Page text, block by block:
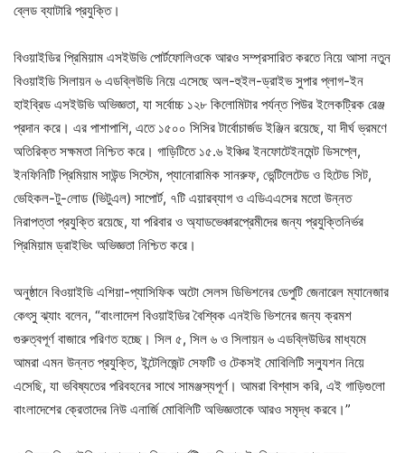
ব্লেড ব্যাটারি প্রযুক্তি।
বিওয়াইডির প্রিমিয়াম এসইউভি পোর্টফোলিওকে আরও সম্প্রসারিত করতে নিয়ে আসা নতুন
বিওয়াইডি সিলায়ন ৬ এডব্লিউডি নিয়ে এসেছে অল-হুইল-ড্রাইভ সুপার প্লাগ-ইন
হাইব্রিড এসইউভি অভিজ্ঞতা, যা সর্বোচ্চ ১২৮ কিলোমিটার পর্যন্ত পিউর ইলেকট্রিক রেঞ্জ
প্রদান করে। এর পাশাপাশি, এতে ১৫০০ সিসির টার্বোচার্জড ইঞ্জিন রয়েছে, যা দীর্ঘ ভ্রমণে
অতিরিক্ত সক্ষমতা নিশ্চিত করে। গাড়িটিতে ১৫.৬ ইঞ্চির ইনফোটেইনমেন্ট ডিসপ্লে,
ইনফিনিটি প্রিমিয়াম সাউন্ড সিস্টেম, প্যানোরামিক সানরুফ, ভেন্টিলেটেড ও হিটেড সিট,
ভেহিকল-টু-লোড (ভিটুএল) সাপোর্ট, ৭টি এয়ারব্যাগ ও এডিএএসের মতো উন্নত
নিরাপত্তা প্রযুক্তি রয়েছে, যা পরিবার ও অ্যাডভেঞ্চারপ্রেমীদের জন্য প্রযুক্তিনির্ভর
প্রিমিয়াম ড্রাইভিং অভিজ্ঞতা নিশ্চিত করে।
অনুষ্ঠানে বিওয়াইডি এশিয়া-প্যাসিফিক অটো সেলস ডিভিশনের ডেপুটি জেনারেল ম্যানেজার
কেৎসু ঝ্যাং বলেন, “বাংলাদেশ বিওয়াইডির বৈশ্বিক এনইভি ভিশনের জন্য ক্রমশ
গুরুত্বপূর্ণ বাজারে পরিণত হচ্ছে। সিল ৫, সিল ৬ ও সিলায়ন ৬ এডব্লিউডির মাধ্যমে
আমরা এমন উন্নত প্রযুক্তি, ইন্টেলিজেন্ট সেফটি ও টেকসই মোবিলিটি সল্যুশন নিয়ে
এসেছি, যা ভবিষ্যতের পরিবহনের সাথে সামঞ্জস্যপূর্ণ। আমরা বিশ্বাস করি, এই গাড়িগুলো
বাংলাদেশের ক্রেতাদের নিউ এনার্জি মোবিলিটি অভিজ্ঞতাকে আরও সমৃদ্ধ করবে।”